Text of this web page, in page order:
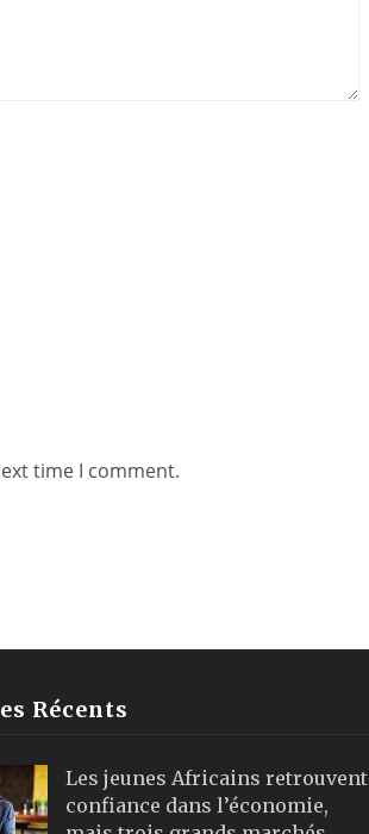
time I comment.
Récents
Les jeunes Africains retrouvent
confiance dans l’économie,